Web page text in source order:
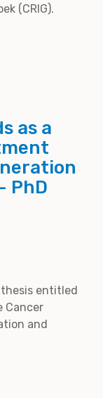
(CRIG).
as a
PhD
entitled
Cancer
and